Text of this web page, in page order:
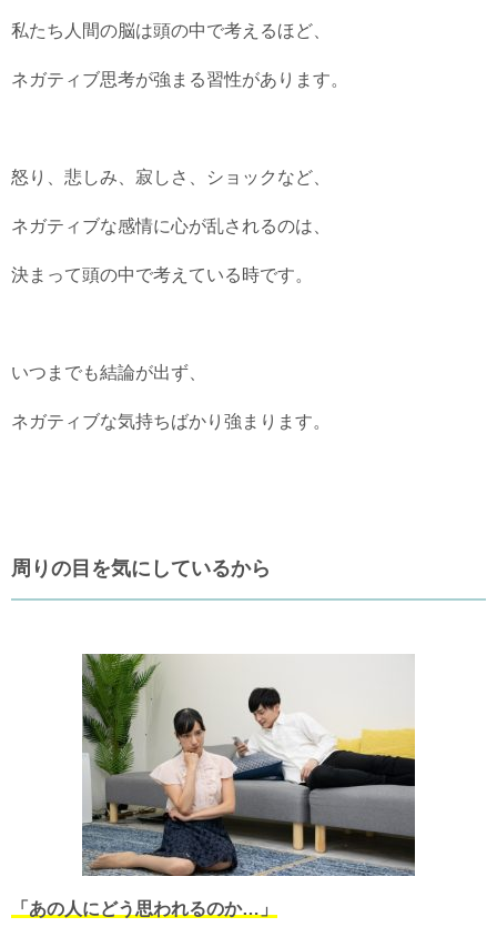
私たち人間の脳は頭の中で考えるほど、
ネガティブ思考が強まる習性があります。
怒り、悲しみ、寂しさ、ショックなど、
ネガティブな感情に心が乱されるのは、
決まって頭の中で考えている時です。
いつまでも結論が出ず、
ネガティブな気持ちばかり強まります。
周りの目を気にしているから
「あの人にどう思われるのか…」